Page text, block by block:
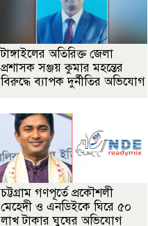
টাঙ্গাইলের অতিরিক্ত জেলা
প্রশাসক সঞ্জয় কুমার মহন্তের
বিরুদ্ধে ব্যাপক দুর্নীতির অভিযোগ
চট্টগ্রাম গণপূর্তে প্রকৌশলী
মেহেদী ও এনডিইকে ঘিরে ৫০
লাখ টাকার ঘুষের অভিযোগ